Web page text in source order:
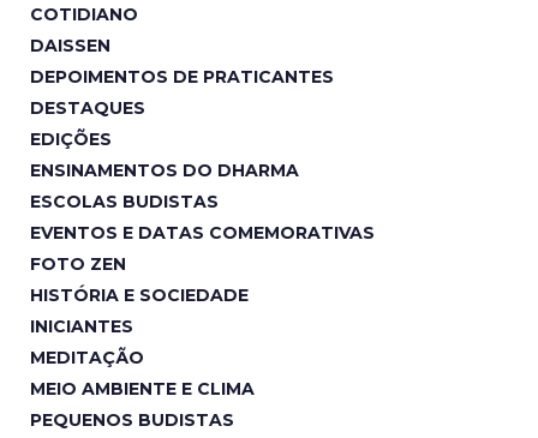
COTIDIANO
DAISSEN
DEPOIMENTOS DE PRATICANTES
DESTAQUES
EDIÇÕES
ENSINAMENTOS DO DHARMA
ESCOLAS BUDISTAS
EVENTOS E DATAS COMEMORATIVAS
FOTO ZEN
HISTÓRIA E SOCIEDADE
INICIANTES
MEDITAÇÃO
MEIO AMBIENTE E CLIMA
PEQUENOS BUDISTAS